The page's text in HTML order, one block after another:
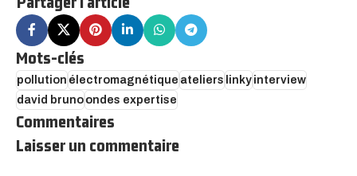
Mots-clés
pollutionélectromagnétiqueatelierslinkyinterview
david brunoondes expertise
Commentaires
Laisser un commentaire